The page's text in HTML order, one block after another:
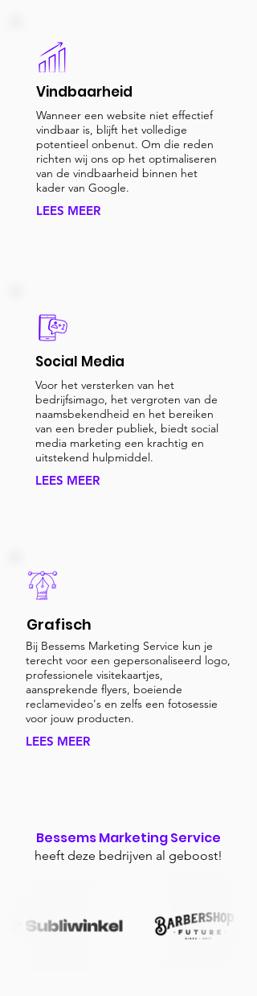
Vindbaarheid
Wanneer een website niet effectief
vindbaar is, blijft het volledige
potentieel onbenut. Om die reden
richten wij ons op het optimaliseren
van de vindbaarheid binnen het
kader van Google.
LEES MEER
Social Media
Voor het versterken van het
bedrijfsimago, het vergroten van de
naamsbekendheid en het bereiken
van een breder publiek, biedt social
media marketing een krachtig en
uitstekend hulpmiddel.
LEES MEER
Grafisch
Bij Bessems Marketing Service kun je
terecht voor een gepersonaliseerd logo,
professionele visitekaartjes,
aansprekende flyers, boeiende
reclamevideo's en zelfs een fotosessie
voor jouw producten.
LEES MEER
Bessems Marketing Service
heeft deze bedrijven al geboost!